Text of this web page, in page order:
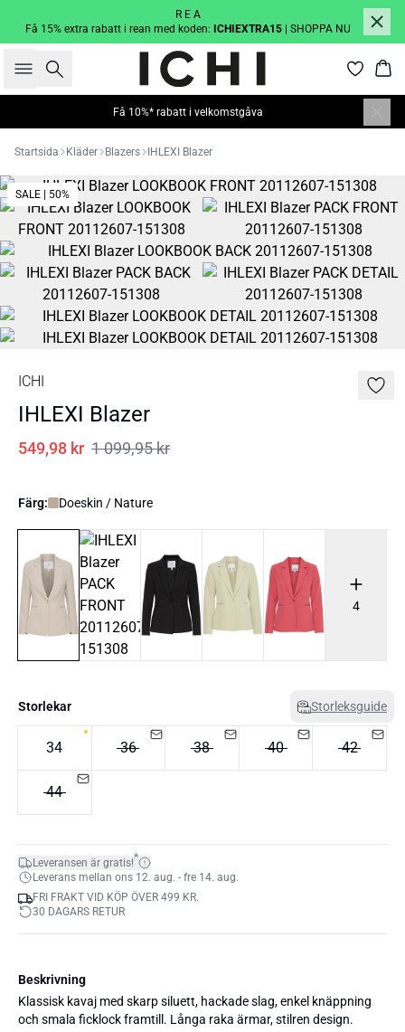
R E A
Få 15% extra rabatt i rean med koden: ICHIEXTRA15 | SHOPPA NU
Sök
Få 10%* rabatt i velkomstgåva
Startsida Kläder Blazers IHLEXI Blazer
SALE | 50%
ICHI
IHLEXI Blazer
549,98 kr 1 099,95 kr
Färg: Doeskin / Nature
4
Storlekar Storleksguide
34 36 38 40 42
44
Leveransen är gratis!*
Leverans mellan ons 12. aug. - fre 14. aug.
FRI FRAKT VID KÖP ÖVER 499 KR.
30 DAGARS RETUR
Beskrivning
Klassisk kavaj med skarp siluett, hackade slag, enkel knäppning
och smala ficklock framtill. Långa raka ärmar, stilren design.